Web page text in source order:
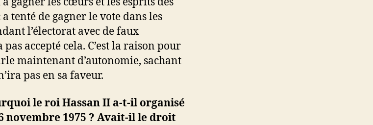
tenté de gagner le vote dans les
l’électorat avec de faux
pas accepté cela. C’est la raison pour
maintenant d’autonomie, sachant
pas en sa faveur.
le roi Hassan II a-t-il organisé
novembre 1975 ? Avait-il le droit